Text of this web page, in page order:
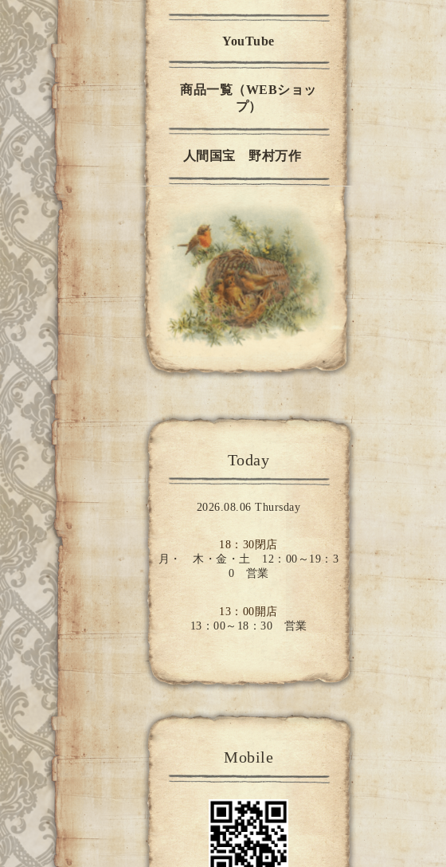
YouTube
商品一覧（WEBショッ
プ）
人間国宝 野村万作
Today
2026.08.06 Thursday
18：30閉店
月・ 木・金・土 12：00～19：3
0 営業
13：00開店
13：00～18：30 営業
Mobile